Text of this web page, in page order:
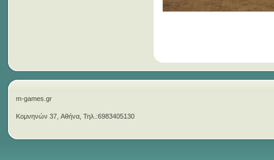
m-games.gr
Κομνηνών 37, Αθήνα, Τηλ.:6983405130